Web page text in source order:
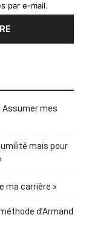
par e-mail.
Assumer mes
mais pour
ma carrière »
d’Armand